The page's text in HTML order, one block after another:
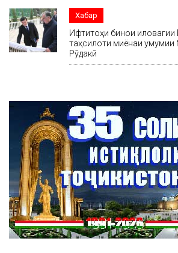
Хабар
Ифтитоҳи бинои
таҳсилоти миёнаи
Рӯдакӣ